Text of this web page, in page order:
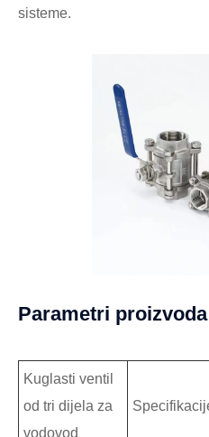
sisteme.
Parametri proizvoda
Kuglasti ventil
od tri dijela za
vodovod